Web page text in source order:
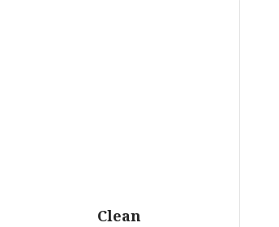
Clean